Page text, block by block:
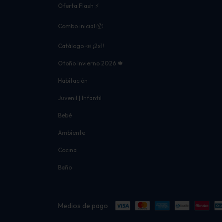
Oferta Flash ⚡
Combo inicial 📦
Catálogo 📣 ¡2x1!
Otoño Invierno 2026 🍁
Habitación
Juvenil | Infantil
Bebé
Ambiente
Cocina
Baño
Medios de pago